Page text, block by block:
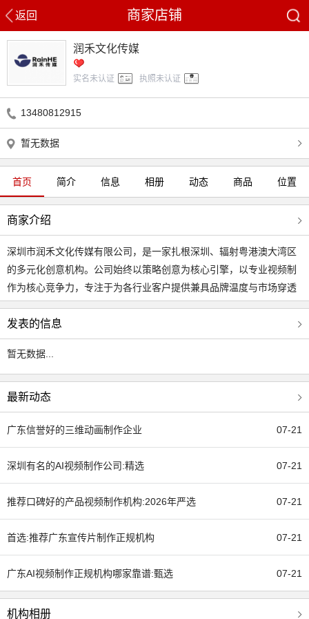
返回 商家店铺
润禾文化传媒
实名未认证 执照未认证
13480812915
暂无数据
首页 简介 信息 相册 动态 商品 位置
商家介绍
深圳市润禾文化传媒有限公司，是一家扎根深圳、辐射粤港澳大湾区
的多元化创意机构。公司始终以策略创意为核心引擎，以专业视频制
作为核心竞争力，专注于为各行业客户提供兼具品牌温度与市场穿透
化。 在内容创作领域，润禾传媒精准聚焦四大核心业务板块，形成全
链路视觉内容服务能力： 其一，宣传片创作。无论是传递企业品牌理
念、展现发展历程的企业形象宣传片，还是助力招商合作、提升园区/
项目影响力的招商宣传片，亦或是聚焦企业文化、凝聚团队向心力的
内部文化宣传片，我们均能以精准的策略定位的生动的视觉语言，让
品牌故事直抵人心； 其二，产品广告视频制作。深度洞察市场需求与
消费者痛点，为产品量身打造兼具创意质感与营销效果的广告内容，
涵盖消费级产品场景化推广片、工业产品工艺演示片、TVC广告等，
助力产品在激烈市场竞争中脱颖而出； 其三，企业视频定制。针对企
业多元化视频需求，提供涵盖会议记录、活动纪实、人物访谈、培训
教学等多场景的定制化视频服务，以专业的拍摄与后期制作，留存企
业重要时刻，传递核心信息； 其四，二三维动画制作。凭借精湛的技
术实力，将抽象概念转化为具象视觉体验，可承接工业流程可视化动
画、产品结构拆解动画、MG动画、建筑漫游动画、剧情类动画等多
种类型项目，适配科技、制造、建筑、文创等多个行业的创意表达需
求。 作为以策略创意为核心的创意机构，润禾传媒打破传统视频制作
“重技术、轻策略”的行业痛点，建立了“策略先行、创意驱动、技术落
发表的信息
暂无数据...
最新动态
广东信誉好的三维动画制作企业 07-21
深圳有名的AI视频制作公司:精选 07-21
推荐口碑好的产品视频制作机构:2026年严选 07-21
首选:推荐广东宣传片制作正规机构 07-21
广东AI视频制作正规机构哪家靠谱:甄选 07-21
机构相册